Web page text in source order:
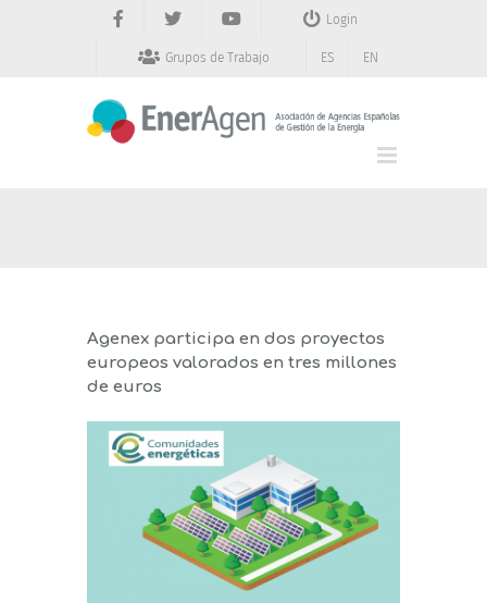
Login
Grupos de Trabajo ES EN
Agenex participa en dos proyectos
europeos valorados en tres millones
de euros